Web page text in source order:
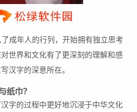
成年人的行列，开始拥有独立思考
世界和文化有了更深刻的理解和感
汉字的深意所在。
纸巾？
字的过程中更好地沉浸于中华文化